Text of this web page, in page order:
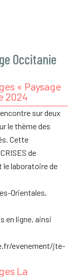
Occitanie
« Paysage
2024
sur deux
le thème des
Cette
de
le laboratoire de
Orientales,
en ligne, ainsi
evenement/jte-
La